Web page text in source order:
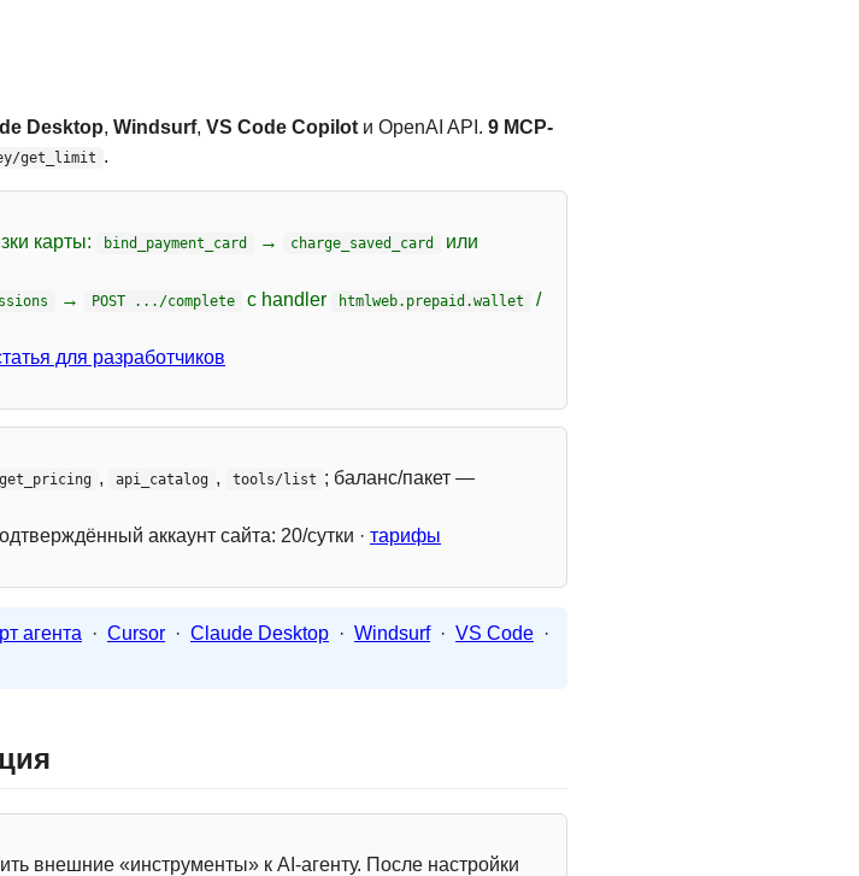
Desktop, Windsurf, VS Code Copilotи OpenAI API. 9 MCP-
get_limit .
карты: bind_payment_card → charge_saved_card
или
→ POST .../complete с handler htmlweb.prepaid.wallet /
для разработчиков
get_pricing , api_catalog , tools/list ; баланс/пакет —
аккаунт сайта: 20/сутки · тарифы
агента · Cursor · Claude Desktop · Windsurf · VS Code ·
внешние «инструменты» к AI-агенту. После настройки